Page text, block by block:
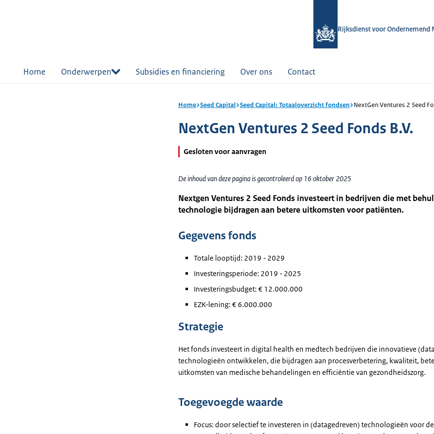
Rijksdienst voor Ondernemend
Home Onderwerpen Subsidies en financiering Over ons Contact
Home Seed Capital Seed Capital: Totaaloverzicht fondsen NextGen Ventures 2 Seed
NextGen Ventures 2 Seed Fonds B.V.
Gesloten voor aanvragen
De inhoud van deze pagina is gecontroleerd op 16 oktober 2025
Nextgen Ventures 2 Seed Fonds investeert in bedrijven die met
technologie bijdragen aan betere uitkomsten voor patiënten.
Gegevens fonds
Totale looptijd: 2019 - 2029
Investeringsperiode: 2019 - 2025
Investeringsbudget: € 12.000.000
EZK-lening: € 6.000.000
Strategie
Het fonds investeert in digital health en medtech bedrijven die innovatieve
technologieën ontwikkelen, die bijdragen aan procesverbetering, kwaliteit,
uitkomsten van medische behandelingen en efficiëntie van gezondheidszorg.
Toegevoegde waarde
Focus: door selectief te investeren in (datagedreven) technologieën voor de